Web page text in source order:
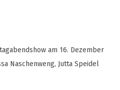
am 16. Dezember
Naschenweng, Jutta Speidel